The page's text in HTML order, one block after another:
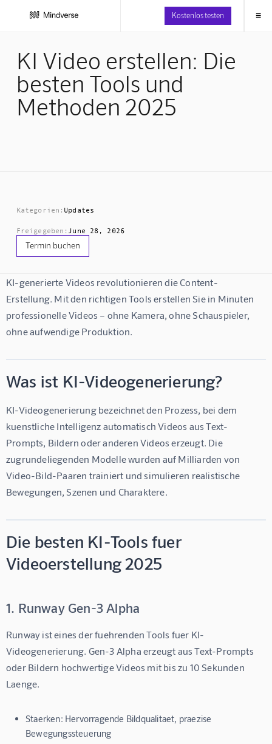
Kostenlos testen ≡
KI Video erstellen: Die
besten Tools und
Methoden 2025
Kategorien: Updates
Freigegeben: June 28, 2026
Termin buchen
KI-generierte Videos revolutionieren die Content-
Erstellung. Mit den richtigen Tools erstellen Sie in Minuten
professionelle Videos – ohne Kamera, ohne Schauspieler,
ohne aufwendige Produktion.
Was ist KI-Videogenerierung?
KI-Videogenerierung bezeichnet den Prozess, bei dem
kuenstliche Intelligenz automatisch Videos aus Text-
Prompts, Bildern oder anderen Videos erzeugt. Die
zugrundeliegenden Modelle wurden auf Milliarden von
Video-Bild-Paaren trainiert und simulieren realistische
Bewegungen, Szenen und Charaktere.
Die besten KI-Tools fuer
Videoerstellung 2025
1. Runway Gen-3 Alpha
Runway ist eines der fuehrenden Tools fuer KI-
Videogenerierung. Gen-3 Alpha erzeugt aus Text-Prompts
oder Bildern hochwertige Videos mit bis zu 10 Sekunden
Laenge.
Staerken: Hervorragende Bildqualitaet, praezise
Bewegungssteuerung